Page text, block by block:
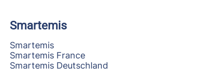
Smartemis
Smartemis
Smartemis France
Smartemis Deutschland